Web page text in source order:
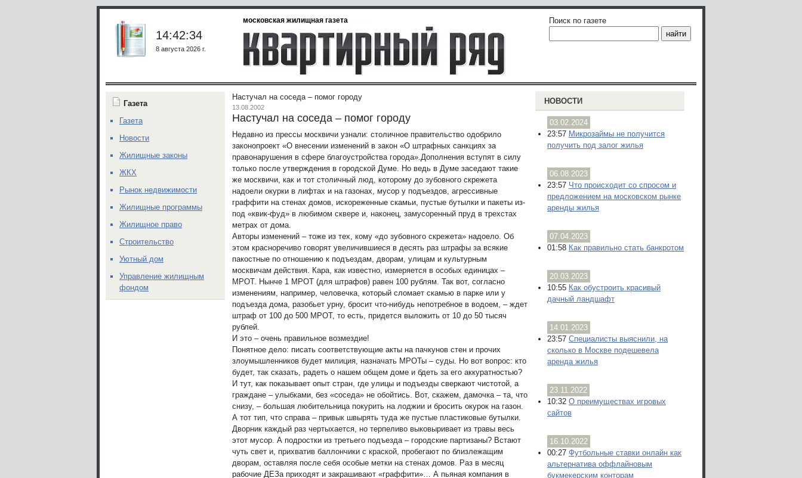
московская жилищная газета
14:42:34
8 августа 2026 г.
Поиск по газете
Настучал на соседа – помог городу
13.08.2002
Настучал на соседа – помог городу
Недавно из прессы москвичи узнали: столичное правительство одобрило
законопроект «О внесении изменений в закон «О штрафных санкциях за
правонарушения в сфере благоустройства города». Дополнения вступят в силу
только после утверждения в городской Думе. Но ведь в Думе заседают такие
же москвичи, как и тот столичный люд, которому до зубовного скрежета
надоели окурки в лифтах и на газонах, мусор у подъездов, агрессивные
граффити на стенах домов, искореженные скамьи, пустые бутылки и пакеты из-
под «квик-фуд» в любимом сквере и, наконец, замусоренный пруд в трехстах
метрах от дома.
Авторы изменений – тоже из тех, кому «до зубовного скрежета» надоело. Об
этом красноречиво говорят увеличившиеся в десять раз штрафы за всякие
пакостные по отношению к подъездам, дворам, улицам и культурным
москвичам действия. Кара, как известно, измеряется в особых единицах –
МРОТ. Нынче 1 МРОТ (для штрафов) равен 100 рублям. Так вот, согласно
изменениям, например, человечка, который сломает скамью в парке или у
подъезда дома, разобьет урну, бросит что-нибудь непотребное в водоем, – ждет
штраф от 100 до 500 МРОТ, то есть, придется выложить от 10 до 50 тысяч
рублей.
И это – очень правильное возмездие!
Понятное дело: писать соответствующие акты на пачкунов стен и прочих
злоумышленников будет милиция, назначать МРОТы – суды. Но вот вопрос: кто
будет, так сказать, радеть о нашем общем доме и бдеть за его аккуратностью?
И тут, как показывает опыт стран, где улицы и подъезды сверкают чистотой, а
граждане – улыбками, без «соседа» не обойтись. Вот, скажем, дамочка – та, что
снизу, – большая любительница покурить на лоджии и бросить окурок на газон.
А тот тип, что справа – привык швырять туда же пустые пластиковые бутылки.
Дворник каждый раз чертыхается, но терпеливо выковыривает из травы весь
этот мусор. А подростки из третьего подъезда – городские партизаны? Встают
чуть свет и, прихватив баллончики с краской, пробегают по близлежащим
дворам, оставляя после себя особые метки на стенах домов. Раз в месяц
рабочие ДЕЗа приходят и закрашивают «граффити»… А пьяная компания в
НОВОСТИ
03.02.2024
23:57 Микрозаймы не получится
получить под залог жилья
06.08.2023
23:57 Что происходит со спросом и
предложением на московском рынке
аренды жилья
07.04.2023
01:58 Как правильно стать банкротом
20.03.2023
10:55 Как обустроить красивый
дачный ландшафт
14.01.2023
23:57 Специалисты выяснили, на
сколько в Москве подешевела
аренда жилья
23.11.2022
10:32 О преимуществах игровых
сайтов
16.10.2022
00:27 Футбольные ставки онлайн как
альтернатива оффлайновым
букмекерским конторам
Газета
Газета
Новости
Жилищные законы
ЖКХ
Рынок недвижимости
Жилищные программы
Жилищное право
Строительство
Уютный дом
Управление жилищным
фондом